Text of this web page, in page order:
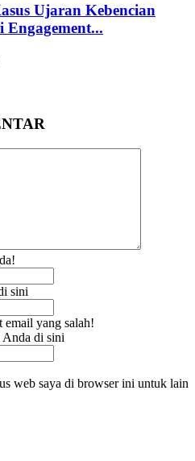
Ujaran Kebencian
Engagement...
sini
email yang salah!
Anda di sini
web saya di browser ini untuk lain